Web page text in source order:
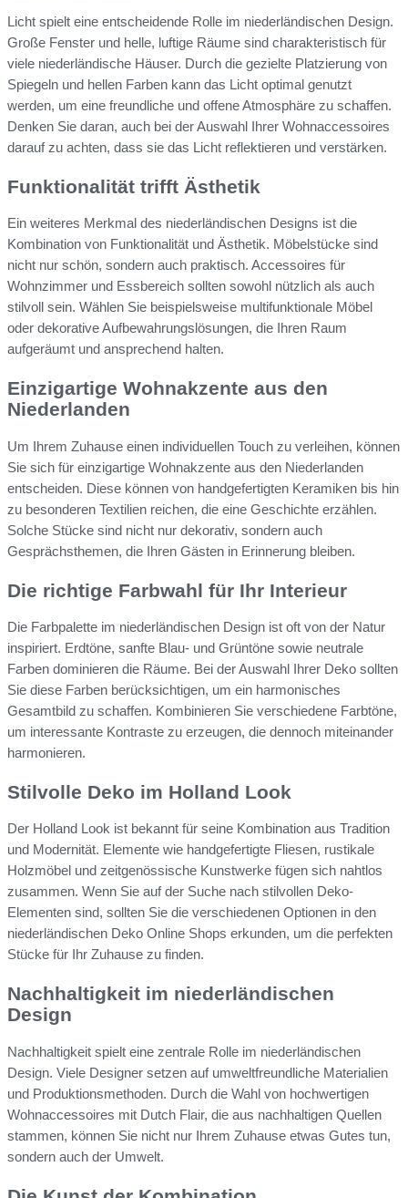
Licht spielt eine entscheidende Rolle im niederländischen Design.
Große Fenster und helle, luftige Räume sind charakteristisch für
viele niederländische Häuser. Durch die gezielte Platzierung von
Spiegeln und hellen Farben kann das Licht optimal genutzt
werden, um eine freundliche und offene Atmosphäre zu schaffen.
Denken Sie daran, auch bei der Auswahl Ihrer Wohnaccessoires
darauf zu achten, dass sie das Licht reflektieren und verstärken.
Funktionalität trifft Ästhetik
Ein weiteres Merkmal des niederländischen Designs ist die
Kombination von Funktionalität und Ästhetik. Möbelstücke sind
nicht nur schön, sondern auch praktisch. Accessoires für
Wohnzimmer und Essbereich sollten sowohl nützlich als auch
stilvoll sein. Wählen Sie beispielsweise multifunktionale Möbel
oder dekorative Aufbewahrungslösungen, die Ihren Raum
aufgeräumt und ansprechend halten.
Einzigartige Wohnakzente aus den
Niederlanden
Um Ihrem Zuhause einen individuellen Touch zu verleihen, können
Sie sich für einzigartige Wohnakzente aus den Niederlanden
entscheiden. Diese können von handgefertigten Keramiken bis hin
zu besonderen Textilien reichen, die eine Geschichte erzählen.
Solche Stücke sind nicht nur dekorativ, sondern auch
Gesprächsthemen, die Ihren Gästen in Erinnerung bleiben.
Die richtige Farbwahl für Ihr Interieur
Die Farbpalette im niederländischen Design ist oft von der Natur
inspiriert. Erdtöne, sanfte Blau- und Grüntöne sowie neutrale
Farben dominieren die Räume. Bei der Auswahl Ihrer Deko sollten
Sie diese Farben berücksichtigen, um ein harmonisches
Gesamtbild zu schaffen. Kombinieren Sie verschiedene Farbtöne,
um interessante Kontraste zu erzeugen, die dennoch miteinander
harmonieren.
Stilvolle Deko im Holland Look
Der Holland Look ist bekannt für seine Kombination aus Tradition
und Modernität. Elemente wie handgefertigte Fliesen, rustikale
Holzmöbel und zeitgenössische Kunstwerke fügen sich nahtlos
zusammen. Wenn Sie auf der Suche nach stilvollen Deko-
Elementen sind, sollten Sie die verschiedenen Optionen in den
niederländischen Deko Online Shops erkunden, um die perfekten
Stücke für Ihr Zuhause zu finden.
Nachhaltigkeit im niederländischen
Design
Nachhaltigkeit spielt eine zentrale Rolle im niederländischen
Design. Viele Designer setzen auf umweltfreundliche Materialien
und Produktionsmethoden. Durch die Wahl von hochwertigen
Wohnaccessoires mit Dutch Flair, die aus nachhaltigen Quellen
stammen, können Sie nicht nur Ihrem Zuhause etwas Gutes tun,
sondern auch der Umwelt.